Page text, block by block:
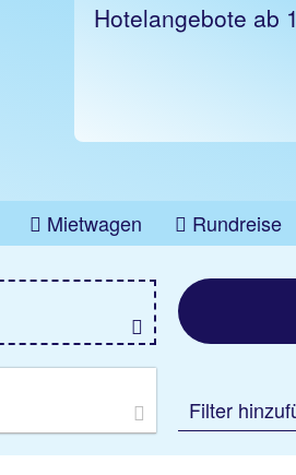
Hotelangebote ab
Mietwagen Rundreise
Filter